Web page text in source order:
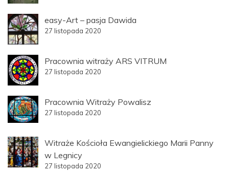
easy-Art – pasja Dawida
27 listopada 2020
Pracownia witraży ARS VITRUM
27 listopada 2020
Pracownia Witraży Powalisz
27 listopada 2020
Witraże Kościoła Ewangielickiego Marii Panny
w Legnicy
27 listopada 2020